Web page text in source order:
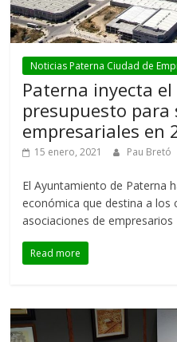
Noticias Paterna Ciudad de
Paterna inyecta el
presupuesto para
empresariales en
15 enero, 2021 Pau Bretó
El Ayuntamiento de Paterna
económica que destina a los
asociaciones de empresarios
Read more